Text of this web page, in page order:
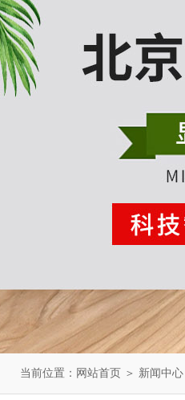
当前位置： 网站首页 ＞ 新闻中心